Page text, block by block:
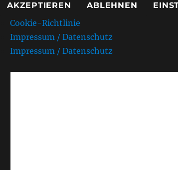
AKZEPTIEREN ABLEHNEN
Cookie-Richtlinie
Impressum / Datenschutz
Impressum / Datenschutz